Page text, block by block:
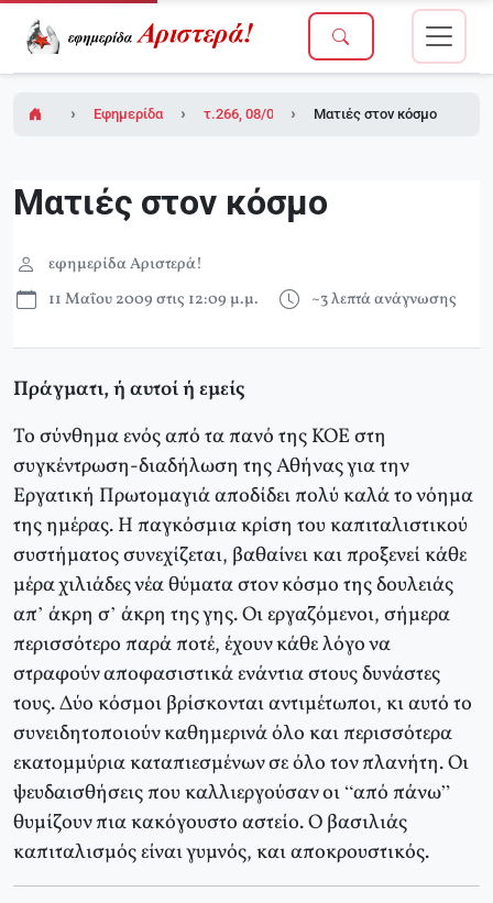
Εφημερίδα Αριστερά!τ.266, 08/05/2009Ματιές στον κόσμο
Ματιές στον κόσμο
εφημερίδα Αριστερά!
11 Μαΐου 2009 στις 12:09 μ.μ.
~3 λεπτά ανάγνωσης
Πράγματι, ή αυτοί ή εμείς
Το σύνθημα ενός από τα πανό της ΚΟΕ στη
συγκέντρωση-διαδήλωση της Αθήνας για την
Εργατική Πρωτομαγιά αποδίδει πολύ καλά το νόημα
της ημέρας. Η παγκόσμια κρίση του καπιταλιστικού
συστήματος συνεχίζεται, βαθαίνει και προξενεί κάθε
μέρα χιλιάδες νέα θύματα στον κόσμο της δουλειάς
απ’ άκρη σ’ άκρη της γης. Οι εργαζόμενοι, σήμερα
περισσότερο παρά ποτέ, έχουν κάθε λόγο να
στραφούν αποφασιστικά ενάντια στους δυνάστες
τους. Δύο κόσμοι βρίσκονται αντιμέτωποι, κι αυτό το
συνειδητοποιούν καθημερινά όλο και περισσότερα
εκατομμύρια καταπιεσμένων σε όλο τον πλανήτη. Οι
ψευδαισθήσεις που καλλιεργούσαν οι “από πάνω”
θυμίζουν πια κακόγουστο αστείο. Ο βασιλιάς
καπιταλισμός είναι γυμνός, και αποκρουστικός.